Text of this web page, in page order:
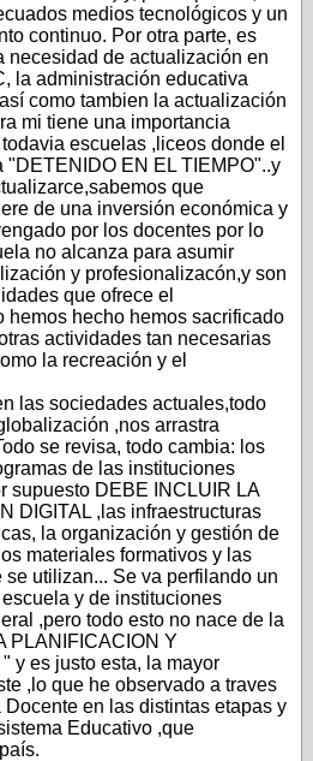
medios tecnológicos y un
continuo. Por otra parte, es
necesidad de actualización en
la administración educativa
como tambien la actualización
mi tiene una importancia
escuelas ,liceos donde el
"DETENIDO EN EL TIEMPO"..y
que
de una inversión económica y
por los docentes por lo
no alcanza para asumir
y profesionalizacón,y son
que ofrece el
hemos hecho hemos sacrificado
actividades tan necesarias
la recreación y el
las sociedades actuales,todo
,nos arrastra
se revisa, todo cambia: los
de las instituciones
supuesto DEBE INCLUIR LA
DIGITAL ,las infraestructuras
la organización y gestión de
materiales formativos y las
se utilizan... Se va perfilando un
y de instituciones
,pero todo esto no nace de la
PLANIFICACION Y
y es justo esta, la mayor
,lo que he observado a traves
en las distintas etapas y
Educativo ,que